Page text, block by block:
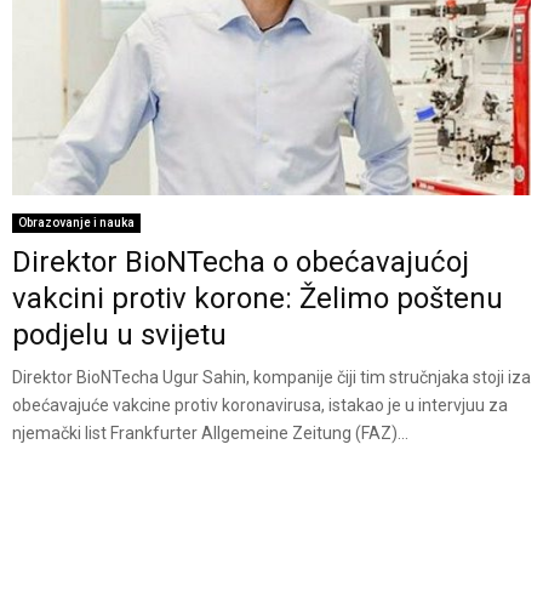
Obrazovanje i nauka
Direktor BioNTecha o obećavajućoj
vakcini protiv korone: Želimo poštenu
podjelu u svijetu
Direktor BioNTecha Ugur Sahin, kompanije čiji tim stručnjaka stoji iza
obećavajuće vakcine protiv koronavirusa, istakao je u intervjuu za
njemački list Frankfurter Allgemeine Zeitung (FAZ)...